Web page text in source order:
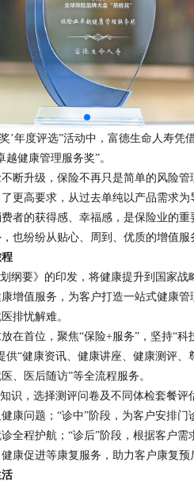
年度评选”活动中，富德生命人寿凭
健康管理服务奖”。
升级，保险不再只是简单的风险管
更高要求，从过去单纯以产品需求为
者的获得感、幸福感，是保险业的
也纷纷从贴心、周到、优质的增值服
要》的印发，将健康提升到国家战
增值服务，为客户打造一站式健康
排忧解难。
首位，聚焦“保险+服务”，坚持“科
供“健康资讯、健康讲座、健康测评、
、医后随访”等全流程服务。
，选择测评问卷及不同体检套餐评
康问题；“诊中”阶段，为客户安排门
全程护航；“诊后”阶段，根据客户
康促进等康复服务，助力客户康复预